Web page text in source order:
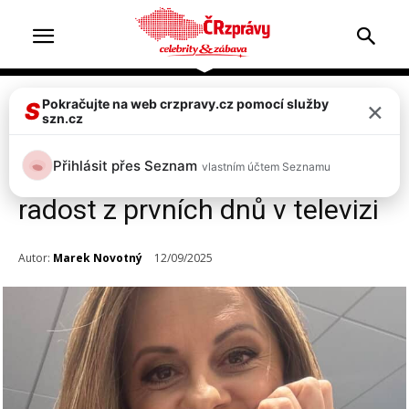
Celebrity
„Tak a je to!“ Vážně nemocná
Laďka Něrgešová sdílela
radost z prvních dnů v televizi
Autor: Marek Novotný 12/09/2025
SPokračujte na web crzpravy.cz pomocí služby
szn.cz
×
Přihlásit přes Seznam vlastním účtem Seznamu